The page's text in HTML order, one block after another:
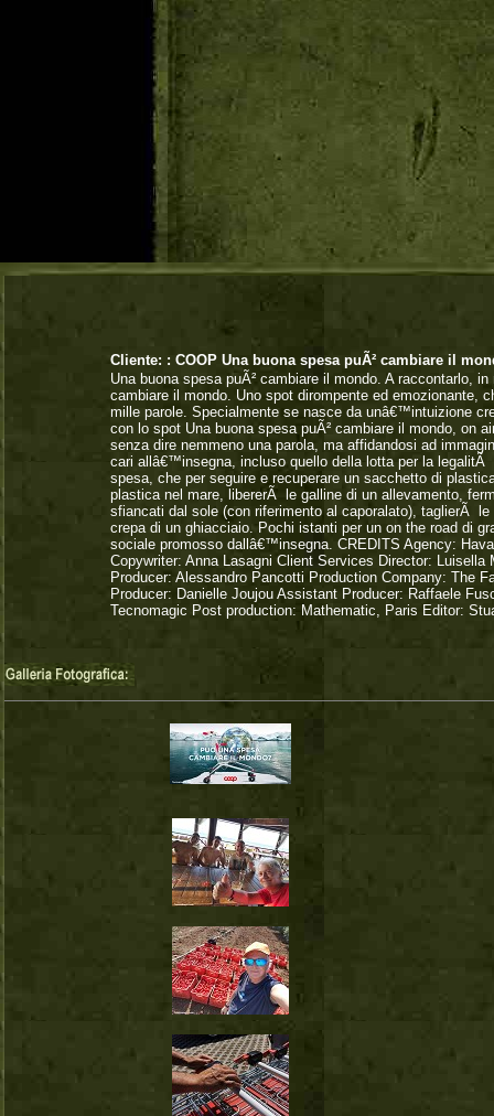
Cliente: : COOP Una buona spesa puÃ² cambiare il
Una buona spesa puÃ² cambiare il mondo. A raccontarlo,
cambiare il mondo. Uno spot dirompente ed emozionante,
mille parole. Specialmente se nasce da unâ€™intuizione
con lo spot Una buona spesa puÃ² cambiare il mondo, on
senza dire nemmeno una parola, ma affidandosi ad
cari allâ€™insegna, incluso quello della lotta per la
spesa, che per seguire e recuperare un sacchetto di
plastica nel mare, libererÃ le galline di un allevamento,
sfiancati dal sole (con riferimento al caporalato), taglierÃ
crepa di un ghiacciaio. Pochi istanti per un on the road di
sociale promosso dallâ€™insegna. CREDITS Agency:
Copywriter: Anna Lasagni Client Services Director:
Producer: Alessandro Pancotti Production Company: The
Producer: Danielle Joujou Assistant Producer: Raffaele
Tecnomagic Post production: Mathematic, Paris Editor: